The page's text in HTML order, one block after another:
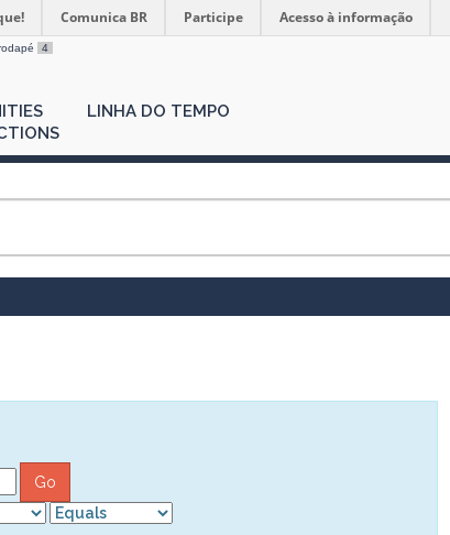
Comunica BR Participe Acesso à informação
4
LINHA DO TEMPO